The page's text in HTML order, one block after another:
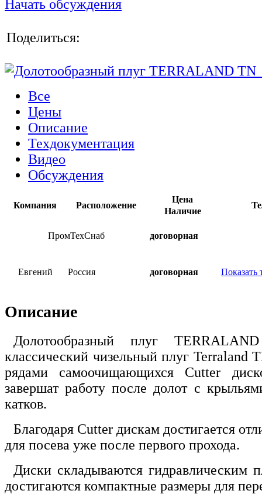
Начать обсуждения
Поделиться:
Все
Цены
Описание
Техдокументация
Видео
Обсуждения
Компания Расположение
Цена
Наличие
ПромТехСнаб договорная
Евгений Россия договорная Показать
Описание
Долотообразный плуг
классический чизельный плуг Terraland
рядами самоочищающихся Cutter
завершат работу после долот с
катков.
Благодаря Cutter дискам достигается
для посева уже после первого прохода.
Диски складываются гидравлическим
достигаются компактные размеры для